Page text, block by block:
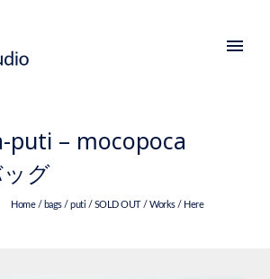
puti – mocopoca
グ
Home/ bags/ puti / SOLD OUT/ Works/ Here